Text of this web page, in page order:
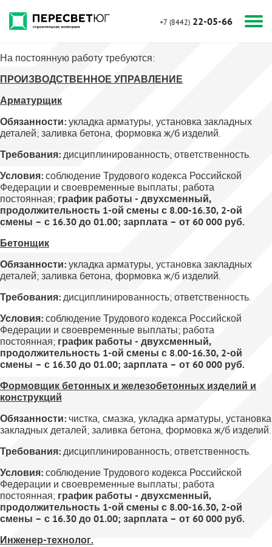
+7 (8442) 22-05-66
На постоянную работу требуются:
ПРОИЗВОДСТВЕННОЕ УПРАВЛЕНИЕ
Арматурщик
Обязанности: укладка арматуры, установка закладных
деталей; заливка бетона, формовка ж/б изделий.
Требования: дисциплинированность; ответственность.
Условия: соблюдение Трудового кодекса Российской
Федерации и своевременные выплаты; работа
постоянная; график работы - двухсменный,
продолжительность 1-ой смены с 8.00-16.30, 2-ой
смены – с 16.30 до 01.00; зарплата – от 60 000 руб.
Бетонщик
Обязанности: укладка арматуры, установка закладных
деталей; заливка бетона, формовка ж/б изделий.
Требования: дисциплинированность; ответственность.
Условия: соблюдение Трудового кодекса Российской
Федерации и своевременные выплаты; работа
постоянная; график работы - двухсменный,
продолжительность 1-ой смены с 8.00-16.30, 2-ой
смены – с 16.30 до 01.00; зарплата – от 60 000 руб.
Формовщик бетонных и железобетонных изделий и
конструкций
Обязанности: чистка, смазка, укладка арматуры, установка
закладных деталей; заливка бетона, формовка ж/б изделий.
Требования: дисциплинированность; ответственность.
Условия: соблюдение Трудового кодекса Российской
Федерации и своевременные выплаты; работа
постоянная; график работы - двухсменный,
продолжительность 1-ой смены с 8.00-16.30, 2-ой
смены – с 16.30 до 01.00; зарплата – от 60 000 руб.
Инженер-технолог.